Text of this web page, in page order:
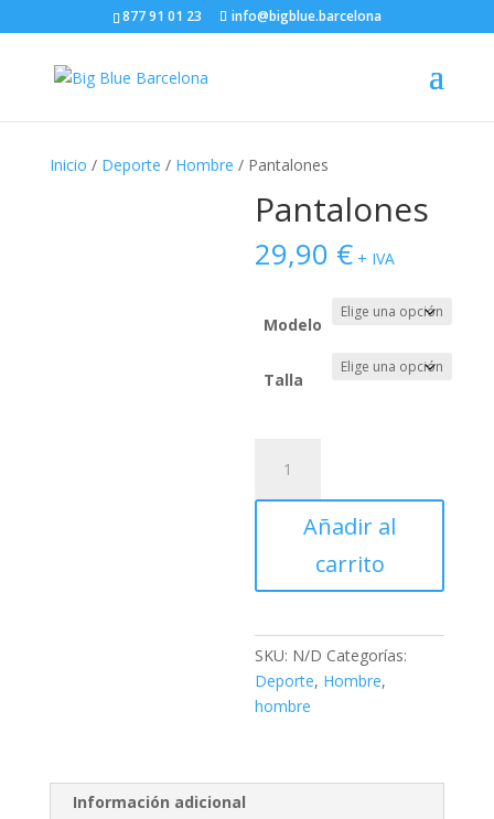
877 91 01 23 info@bigblue.barcelona
Inicio / Deporte / Hombre / Pantalones
Pantalones
29,90 € + IVA
Modelo
Talla
cantidad
Añadir al
carrito
SKU: N/D Categorías:
Deporte, Hombre,
hombre
Información adicional